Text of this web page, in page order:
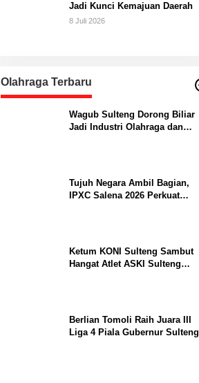
Jadi Kunci Kemajuan Daerah
8 Juli 2026
Olahraga Terbaru
Wagub Sulteng Dorong Biliar
Jadi Industri Olahraga dan
Tujuh Negara Ambil Bagian,
IPXC Salena 2026 Perkuat
Ketum KONI Sulteng Sambut
Hangat Atlet ASKI Sulteng
Berlian Tomoli Raih Juara III
Liga 4 Piala Gubernur Sulteng